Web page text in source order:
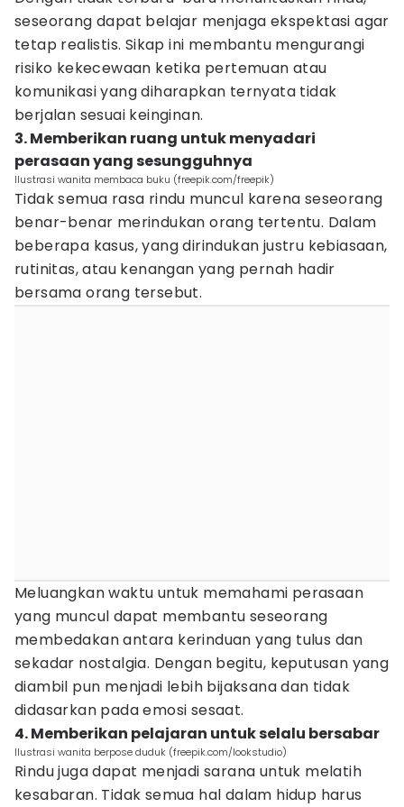
seseorang dapat belajar menjaga ekspektasi agar
tetap realistis. Sikap ini membantu mengurangi
risiko kekecewaan ketika pertemuan atau
komunikasi yang diharapkan ternyata tidak
berjalan sesuai keinginan.
3. Memberikan ruang untuk menyadari
perasaan yang sesungguhnya
Ilustrasi wanita membaca buku (freepik.com/freepik)
Tidak semua rasa rindu muncul karena seseorang
benar-benar merindukan orang tertentu. Dalam
beberapa kasus, yang dirindukan justru kebiasaan,
rutinitas, atau kenangan yang pernah hadir
bersama orang tersebut.
Meluangkan waktu untuk memahami perasaan
yang muncul dapat membantu seseorang
membedakan antara kerinduan yang tulus dan
sekadar nostalgia. Dengan begitu, keputusan yang
diambil pun menjadi lebih bijaksana dan tidak
didasarkan pada emosi sesaat.
4. Memberikan pelajaran untuk selalu bersabar
Ilustrasi wanita berpose duduk (freepik.com/lookstudio)
Rindu juga dapat menjadi sarana untuk melatih
kesabaran. Tidak semua hal dalam hidup harus